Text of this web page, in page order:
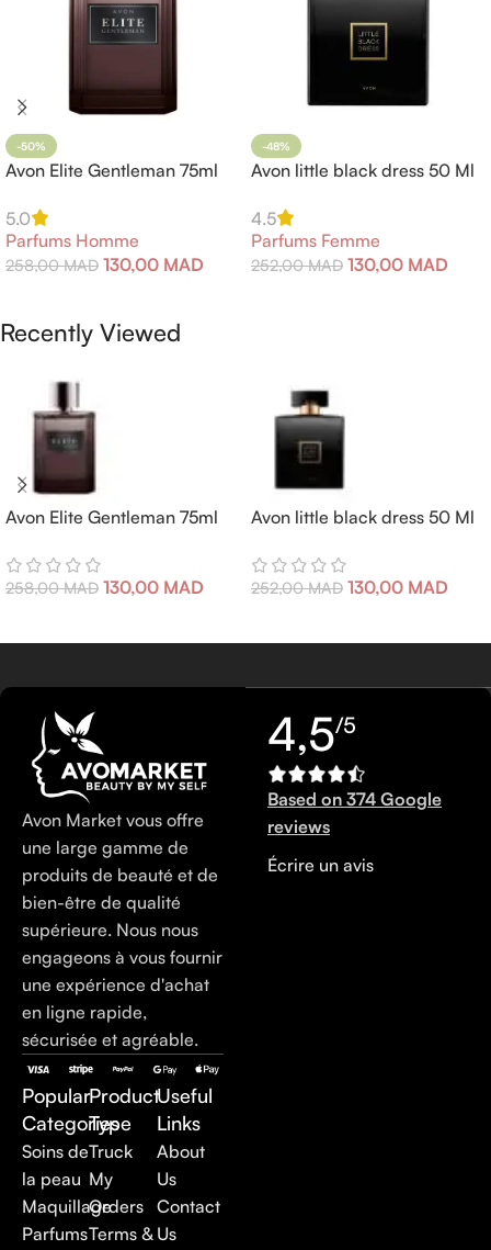
-50%
Avon Elite Gentleman 75ml
5.0
Parfums Homme
258,00MAD 130,00 MAD
-48%
Avon little black dress 50 Ml
4.5
Parfums Femme
252,00MAD 130,00 MAD
Recently Viewed
Avon Elite Gentleman 75ml
258,00MAD 130,00 MAD
Avon little black dress 50 Ml
252,00MAD 130,00 MAD
Avon Market vous offre
une large gamme de
produits de beauté et de
bien-être de qualité
supérieure. Nous nous
engageons à vous fournir
une expérience d'achat
en ligne rapide,
sécurisée et agréable.
Popular
Categories
Soins de
la peau
Maquillage
Parfums
Product
Type
Truck
My
Orders
Terms &
Useful
Links
About
Us
Contact
Us
4,5/5
Based on 374 Google
reviews
Écrire un avis